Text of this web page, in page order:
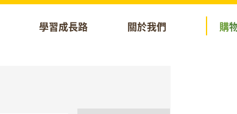
學習成長路 關於我們 購